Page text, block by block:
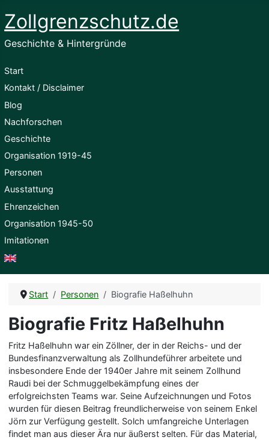
Zollgrenzschutz.de
Geschichte & Hintergründe
Start
Kontakt / Disclaimer
Blog
Nachforschen
Geschichte
Organisation 1919-45
Personen
Ausstattung
Ehrenzeichen
Organisation 1945-50
Imitationen
English
Start Personen Biografie Haßelhuhn
Biografie Fritz Haßelhuhn
Fritz Haßelhuhn war ein Zöllner, der in der Reichs- und der
Bundesfinanzverwaltung als Zollhundeführer arbeitete und
insbesondere Ende der 1940er Jahre mit seinem Zollhund
Raudi bei der Schmuggelbekämpfung eines der
erfolgreichsten Teams war. Seine Aufzeichnungen und Fotos
wurden für diesen Beitrag freundlicherweise von seinem Enkel
Jörn zur Verfügung gestellt. Solch umfangreiche Unterlagen
findet man aus dieser Ära nur äußerst selten. Für das Material,